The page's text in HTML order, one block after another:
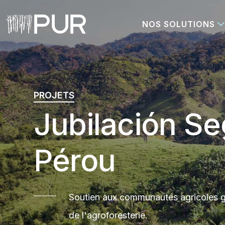
Main Navigation NOS SOLUTIONS
PROJETS
Jubilación
Pérou
Soutien aux communautés agricoles
de l'agroforesterie.